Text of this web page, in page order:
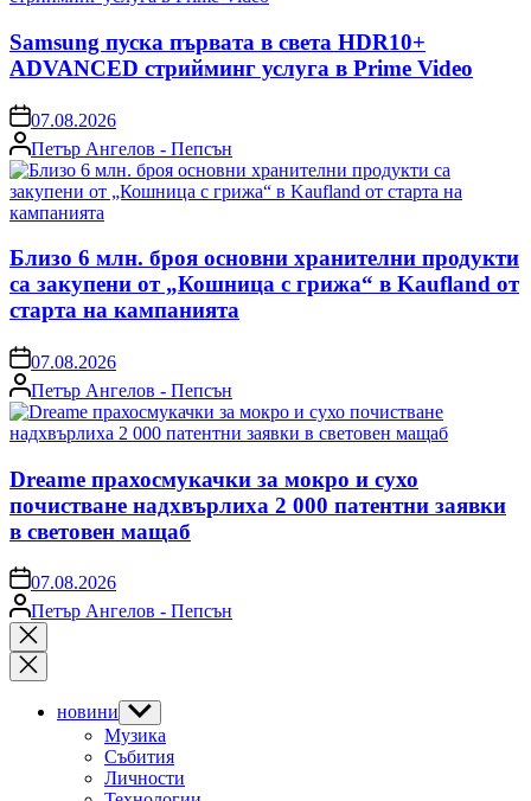
Samsung пуска първата в света HDR10+
ADVANCED стрийминг услуга в Prime Video
on07.08.2026
Posted
by
Петър Ангелов - Пепсън
Близо 6 млн. броя основни хранителни продукти
са закупени от „Кошница с грижа“ в Kaufland от
старта на кампанията
on07.08.2026
Posted
by
Петър Ангелов - Пепсън
Dreame прахосмукачки за мокро и сухо
почистване надхвърлиха 2 000 патентни заявки
в световен мащаб
on07.08.2026
Posted
by
Петър Ангелов - Пепсън
Close
search
новини Show
sub
menu
Музика
Събития
Личности